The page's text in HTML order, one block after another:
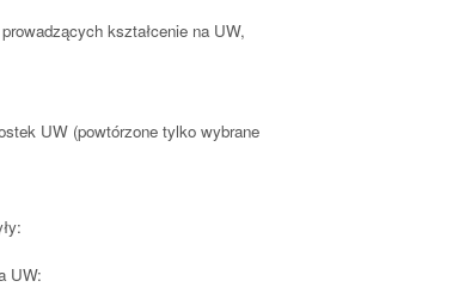
kształcenie na UW,
UW (powtórzone tylko wybrane
UW: